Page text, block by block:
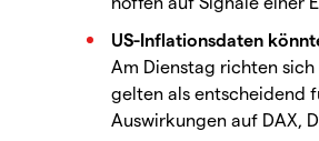
US-Inflationsdaten
Am Dienstag richten
gelten als entscheidend
Auswirkungen auf DAX,